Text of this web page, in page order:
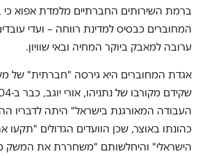
ברמת השירותים החברתיים מלמדת אפוא כי
המחוברים כבסיס למדינת רווחה – ועדי
ערובה למאבק ביוקר המחיה ובאי שוויון.
אגדת המחוברים היא גירסה "חברתית" של
העבודה המאורגנת בישראל" היתה לדבריו
כהונתו באוצר, שכן הוועדים הגדולים
הישראלי" והיחלשותם "משחררת את המשק